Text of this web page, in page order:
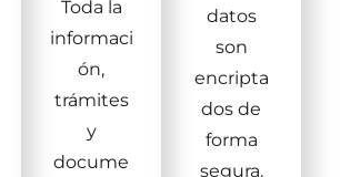
Toda la
informaci
ón,
trámites
y
docume
datos
son
encripta
dos de
forma
segura.